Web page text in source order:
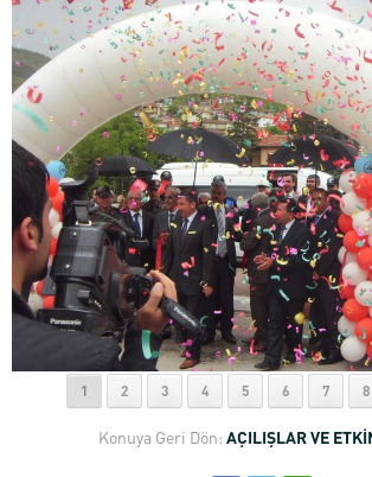
1 2 3 4 5 6 7 8
Konuya Geri Dön: AÇILIŞLAR VE